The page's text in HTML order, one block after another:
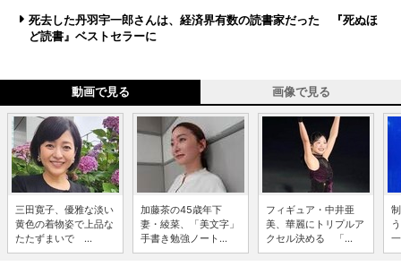
死去した丹羽宇一郎さんは、経済界有数の読書家だった 『死ぬほ
ど読書』ベストセラーに
動画で見る 画像で見る
三田寛子、優雅な淡い
黄色の着物姿で上品な
たたずまいで ...
加藤茶の45歳年下
妻・綾菜、「美文字」
手書き勉強ノート...
フィギュア・中井亜
美、華麗にトリプルア
クセル決める 「...